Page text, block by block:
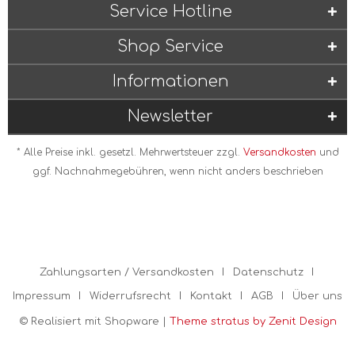
Service Hotline
Shop Service
Informationen
Newsletter
* Alle Preise inkl. gesetzl. Mehrwertsteuer zzgl. Versandkosten und
ggf. Nachnahmegebühren, wenn nicht anders beschrieben
Zahlungsarten / Versandkosten Datenschutz
Impressum Widerrufsrecht Kontakt AGB Über uns
© Realisiert mit Shopware | Theme stratus by Zenit Design